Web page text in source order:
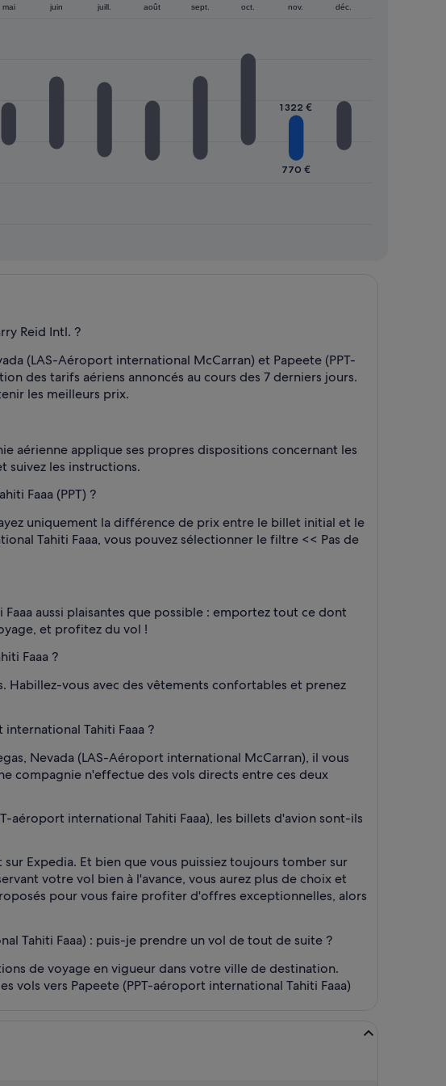
mai juin juill. août sept. oct. nov. déc.
770 €
1 322 €
Reid Intl. ?
(LAS-Aéroport international McCarran) et Papeete (PPT-
des tarifs aériens annoncés au cours des 7 derniers jours.
les meilleurs prix.
aérienne applique ses propres dispositions concernant les
suivez les instructions.
Faaa (PPT) ?
uniquement la différence de prix entre le billet initial et le
Tahiti Faaa, vous pouvez sélectionner le filtre << Pas de
aussi plaisantes que possible : emportez tout ce dont
et profitez du vol !
Faaa ?
Habillez-vous avec des vêtements confortables et prenez
Tahiti Faaa ?
Nevada (LAS-Aéroport international McCarran), il vous
compagnie n'effectue des vols directs entre ces deux
aéroport international Tahiti Faaa), les billets d'avion sont-ils
Expedia. Et bien que vous puissiez toujours tomber sur
votre vol bien à l'avance, vous aurez plus de choix et
pour vous faire profiter d'offres exceptionnelles, alors
Tahiti Faaa) : puis-je prendre un vol de tout de suite ?
de voyage en vigueur dans votre ville de destination.
vols vers Papeete (PPT-aéroport international Tahiti Faaa)